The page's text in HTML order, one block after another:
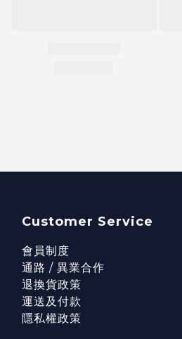
Customer Service
會員制度
通路 / 異業合作
退換貨政策
運送及付款
隱私權政策